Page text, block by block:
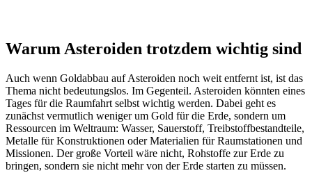
Warum Asteroiden trotzdem wichtig sind
Auch wenn Goldabbau auf Asteroiden noch weit entfernt ist, ist das
Thema nicht bedeutungslos. Im Gegenteil. Asteroiden könnten eines
Tages für die Raumfahrt selbst wichtig werden. Dabei geht es
zunächst vermutlich weniger um Gold für die Erde, sondern um
Ressourcen im Weltraum: Wasser, Sauerstoff, Treibstoffbestandteile,
Metalle für Konstruktionen oder Materialien für Raumstationen und
Missionen. Der große Vorteil wäre nicht, Rohstoffe zur Erde zu
bringen, sondern sie nicht mehr von der Erde starten zu müssen.